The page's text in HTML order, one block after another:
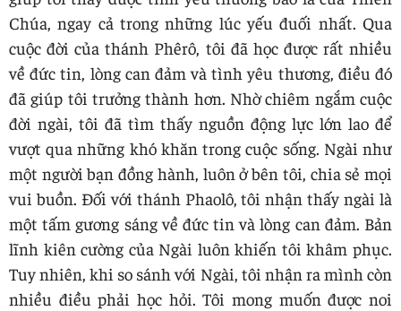
Chúa, ngay cả trong những lúc yếu đuối nhất. Qua
cuộc đời của thánh Phêrô, tôi đã học được rất nhiều
về đức tin, lòng can đảm và tình yêu thương, điều đó
đã giúp tôi trưởng thành hơn. Nhờ chiêm ngắm cuộc
đời ngài, tôi đã tìm thấy nguồn động lực lớn lao để
vượt qua những khó khăn trong cuộc sống. Ngài như
một người bạn đồng hành, luôn ở bên tôi, chia sẻ mọi
vui buồn. Đối với thánh Phaolô, tôi nhận thấy ngài là
một tấm gương sáng về đức tin và lòng can đảm. Bản
lĩnh kiên cường của Ngài luôn khiến tôi khâm phục.
Tuy nhiên, khi so sánh với Ngài, tôi nhận ra mình còn
nhiều điều phải học hỏi. Tôi mong muốn được noi